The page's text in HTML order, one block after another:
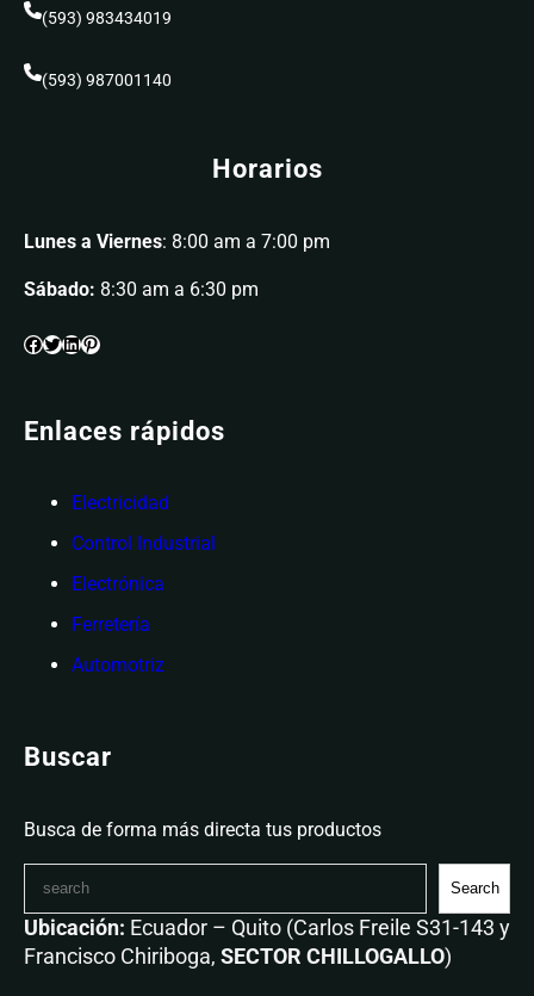
(593) 983434019
(593) 987001140
Horarios
Lunes a Viernes: 8:00 am a 7:00 pm
Sábado: 8:30 am a 6:30 pm
Enlaces rápidos
Electricidad
Control Industrial
Electrónica
Ferretería
Automotriz
Buscar
Busca de forma más directa tus productos
Search
Ubicación: Ecuador – Quito (Carlos Freile S31-143 y
Francisco Chiriboga, SECTOR CHILLOGALLO)